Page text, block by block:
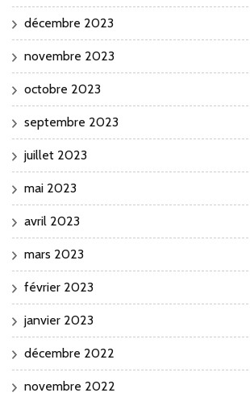
décembre 2023
novembre 2023
octobre 2023
septembre 2023
juillet 2023
mai 2023
avril 2023
mars 2023
février 2023
janvier 2023
décembre 2022
novembre 2022